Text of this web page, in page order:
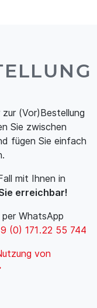
(Vor)Bestellung
Sie zwischen
fügen Sie einfach
mit Ihnen in
erreichbar!
WhatsApp
(0) 171 . 22 55 744
von